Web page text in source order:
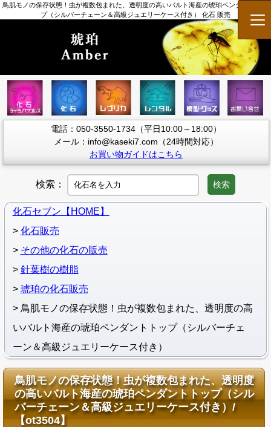
鳥肌モノの保存状態！虫が複数包まれた、透明度の高いバルト海産の琥珀ペンダントトッ
プ（シルバーチェーン＆高級ジュエリーケース付き） 化石 販売
メ
電話：050-3550-1734（平日10:00～18:00）
メール：info@kaseki7.com（24時間対応）
お買い物ガイドはこちら
検索： 検索
化石セブン【HOME】
化石販売
その他の化石の販売
針葉樹の樹脂
琥珀の化石販売
鳥肌モノの保存状態！虫が複数包まれた、透明度の高
いバルト海産の琥珀ペンダントトップ（シルバーチェ
ーン＆高級ジュエリーケース付き）
鳥肌モノの保存状態！虫が複数包まれた、透明度
の高いバルト海産の琥珀ペンダントトップ（シル
バーチェーン＆高級ジュエリーケース付き）/
【ot3504】